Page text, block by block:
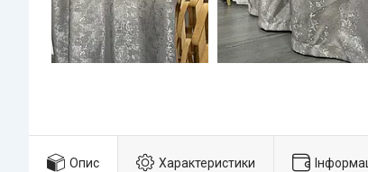
Опис Характеристики